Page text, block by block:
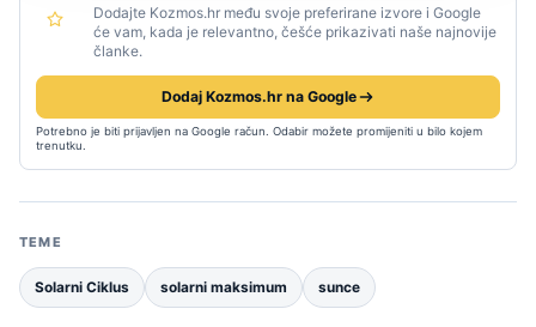
Dodajte Kozmos.hr među svoje preferirane izvore i Google
će vam, kada je relevantno, češće prikazivati naše najnovije
članke.
Dodaj Kozmos.hr na Google
Potrebno je biti prijavljen na Google račun. Odabir možete promijeniti u bilo kojem
trenutku.
TEME
Solarni Ciklus solarni maksimum sunce